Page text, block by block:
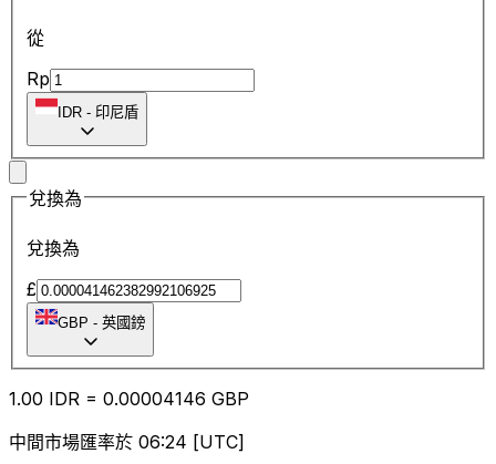
從
Rp
IDR - 印尼盾
兌換為
兌換為
£
GBP - 英國鎊
1.00 IDR = 0.00004146 GBP
中間市場匯率於 06:24 [UTC]